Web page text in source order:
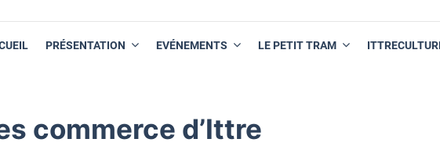
PRÉSENTATION EVÉNEMENTS LE PETIT TRAM
commerce d’Ittre